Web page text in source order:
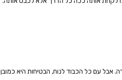
אבל עם כל הכבוד לנוח, הבטיחות היא כמובן